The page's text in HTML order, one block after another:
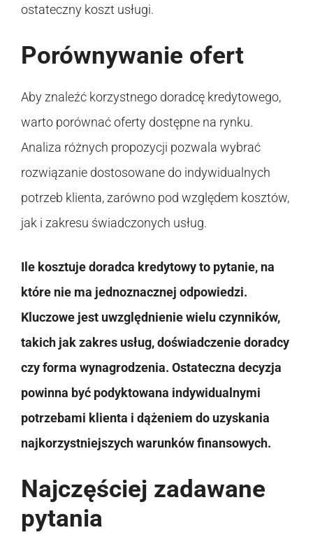
ostateczny koszt usługi.
Porównywanie ofert
Aby znaleźć korzystnego doradcę kredytowego,
warto porównać oferty dostępne na rynku.
Analiza różnych propozycji pozwala wybrać
rozwiązanie dostosowane do indywidualnych
potrzeb klienta, zarówno pod względem kosztów,
jak i zakresu świadczonych usług.
Ile kosztuje doradca kredytowy to pytanie, na
które nie ma jednoznacznej odpowiedzi.
Kluczowe jest uwzględnienie wielu czynników,
takich jak zakres usług, doświadczenie doradcy
czy forma wynagrodzenia. Ostateczna decyzja
powinna być podyktowana indywidualnymi
potrzebami klienta i dążeniem do uzyskania
najkorzystniejszych warunków finansowych.
Najczęściej zadawane
pytania